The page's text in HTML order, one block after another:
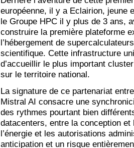
européenne, il y a Eclairion, jeune
le Groupe HPC il y plus de 3 ans,
construire la première plateforme
l’hébergement de
scientifique. Cette infrastructure
d’accueillir le plus important
sur le territoire national.
La signature de ce partenariat
Mistral AI consacre une
des rythmes pourtant bien
datacenters, entre la conception et
l’énergie et les autorisations
anticipation et un risque